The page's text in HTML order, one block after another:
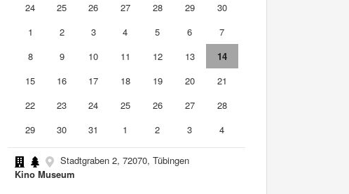
24
25 26 27 28 29
30
1
2 3 4 5 6
7
8
9 10 11 12 13
14
15
16 17 18 19 20
21
22
23 24 25 26 27
28
29
30 31 1 2 3 4
Stadtgraben 2, 72070, Tübingen
Kino Museum